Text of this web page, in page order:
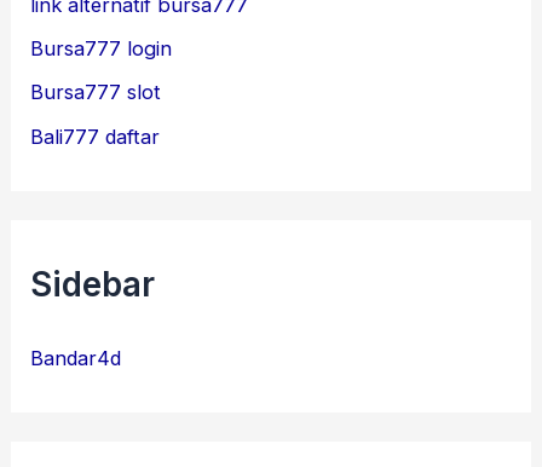
Bursa777 login
Bursa777 slot
Bali777 daftar
Sidebar
Bandar4d